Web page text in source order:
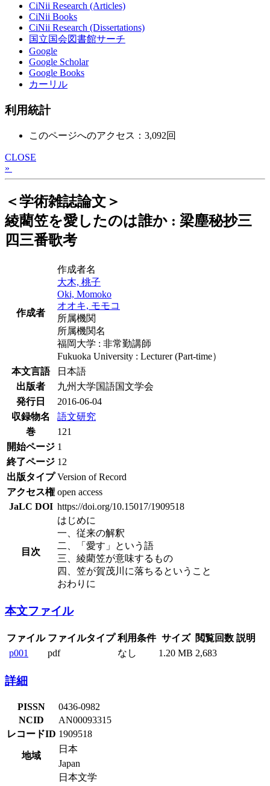
CiNii Research (Articles)
CiNii Books
CiNii Research (Dissertations)
国立国会図書館サーチ
Google
Google Scholar
Google Books
カーリル
利用統計
このページへのアクセス：3,092回
CLOSE
»
＜学術雑誌論文＞
綾藺笠を愛したのは誰か : 梁塵秘抄三
四三番歌考
作成者
作成者名
大木, 桃子
Oki, Momoko
オオキ, モモコ
所属機関
所属機関名
福岡大学 : 非常勤講師
Fukuoka University : Lecturer (Part-time）
本文言語
日本語
出版者
九州大学国語国文学会
発行日
2016-06-04
収録物名
語文研究
巻
121
開始ページ 1
終了ページ 12
出版タイプ Version of Record
アクセス権 open access
JaLC DOI https://doi.org/10.15017/1909518
目次
はじめに
一、従来の解釈
二、「愛す」という語
三、綾藺笠が意味するもの
四、笠が賀茂川に落ちるということ
おわりに
本文ファイル
ファイル ファイルタイプ 利用条件 サイズ 閲覧回数 説明
p001
pdf なし 1.20 MB 2,683
詳細
PISSN
0436-0982
NCID
AN00093315
レコードID 1909518
地域
日本
Japan
日本文学